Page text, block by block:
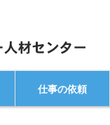
仕事の依頼